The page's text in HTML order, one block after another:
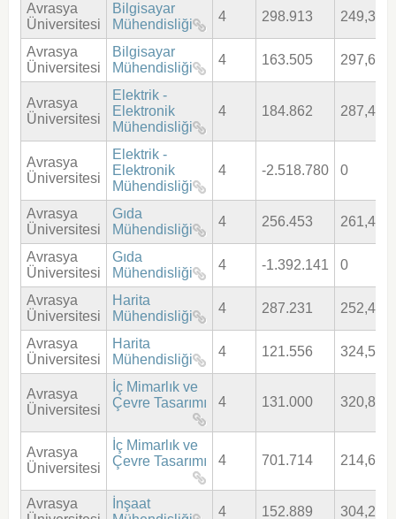
Avrasya
Üniversitesi
Bilgisayar
Mühendisliği
4 298.913
Avrasya
Üniversitesi
Bilgisayar
Mühendisliği
4 163.505
Avrasya
Üniversitesi
Elektrik -
Elektronik
Mühendisliği
4 184.862
Avrasya
Üniversitesi
Elektrik -
Elektronik
Mühendisliği
4 -2.518.780 0
Avrasya
Üniversitesi
Gıda
Mühendisliği
4 256.453
Avrasya
Üniversitesi
Gıda
Mühendisliği
4 -1.392.141 0
Avrasya
Üniversitesi
Harita
Mühendisliği
4 287.231
Avrasya
Üniversitesi
Harita
Mühendisliği
4 121.556
Avrasya
Üniversitesi
İç Mimarlık ve
Çevre Tasarımı
4 131.000
Avrasya
Üniversitesi
İç Mimarlık ve
Çevre Tasarımı
4 701.714
Avrasya
İnşaat
4 152.889